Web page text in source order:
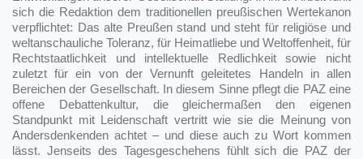
sich die Redaktion dem traditionellen preußischen Wertekanon
verpflichtet: Das alte Preußen stand und steht für religiöse und
weltanschauliche Toleranz, für Heimatliebe und Weltoffenheit, für
Rechtstaatlichkeit und intellektuelle Redlichkeit sowie nicht
zuletzt für ein von der Vernunft geleitetes Handeln in allen
Bereichen der Gesellschaft. In diesem Sinne pflegt die PAZ eine
offene Debattenkultur, die gleichermaßen den eigenen
Standpunkt mit Leidenschaft vertritt wie sie die Meinung von
Andersdenkenden achtet – und diese auch zu Wort kommen
lässt. Jenseits des Tagesgeschehens fühlt sich die PAZ der